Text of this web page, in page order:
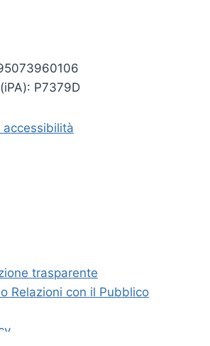
P7379D
accessibilità
trasparente
Relazioni con il Pubblico